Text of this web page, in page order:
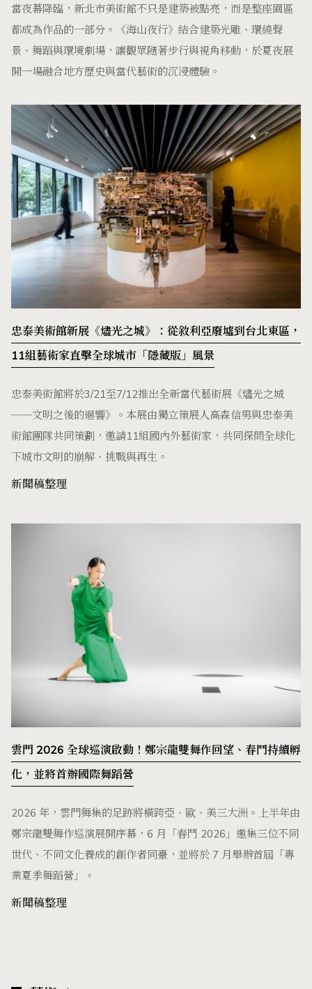
當夜幕降臨，新北市美術館不只是建築被點亮，而是整座園區
都成為作品的一部分。《海山夜行》結合建築光雕、環繞聲
景、舞蹈與環境劇場，讓觀眾隨著步行與視角移動，於夏夜展
開一場融合地方歷史與當代藝術的沉浸體驗。
忠泰美術館新展《燼光之城》：從敘利亞廢墟到台北東區，
11組藝術家直擊全球城市「隱藏版」風景
忠泰美術館將於3/21至7/12推出全新當代藝術展《燼光之城
──文明之後的迴響》。本展由獨立策展人高森信男與忠泰美
術館團隊共同策劃，邀請11組國內外藝術家，共同探問全球化
下城市文明的崩解、挑戰與再生。
新聞稿整理
雲門 2026 全球巡演啟動！鄭宗龍雙舞作回望、春鬥持續孵
化，並將首辦國際舞蹈營
2026 年，雲門舞集的足跡將橫跨亞、歐、美三大洲。上半年由
鄭宗龍雙舞作巡演展開序幕，6 月「春鬥 2026」邀集三位不同
世代、不同文化養成的創作者同臺，並將於 7 月舉辦首屆「專
業夏季舞蹈營」。
新聞稿整理